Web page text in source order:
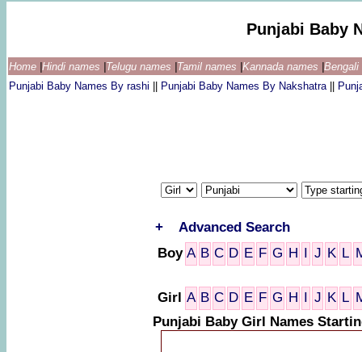
Punjabi Baby
Home Hindi names Telugu names Tamil names Kannada names
Punjabi Baby Names By rashi
Punjabi Baby Names By Nakshatra
+
Advanced Search
Boy A B C D E F G H I J K L
Girl A B C D E F G H I J K L
Punjabi Baby Girl Names